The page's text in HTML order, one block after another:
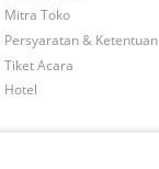
Mitra Toko
Persyaratan & Ketentuan
Tiket Acara
Hotel